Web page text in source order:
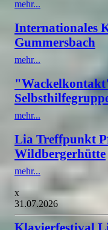
mehr...
Internationales
Gummersbach
mehr...
mehr...
Lia Treffpunkt
Wildbergerhütte
mehr...
x
31.07.2026
Klavierfestival